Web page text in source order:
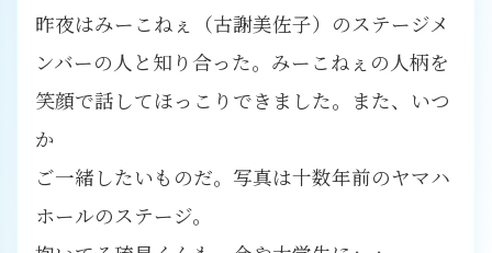
昨夜はみーこねぇ（古謝美佐子）のステージメ
ンバーの人と知り合った。みーこねぇの人柄を
笑顔で話してほっこりできました。また、いつ
か
ご一緒したいものだ。写真は十数年前のヤマハ
ホールのステージ。